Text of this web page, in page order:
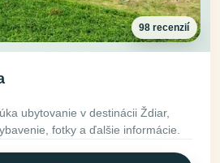
98 recenzií
ubytovanie v destinácii Ždiar,
fotky a ďalšie informácie.